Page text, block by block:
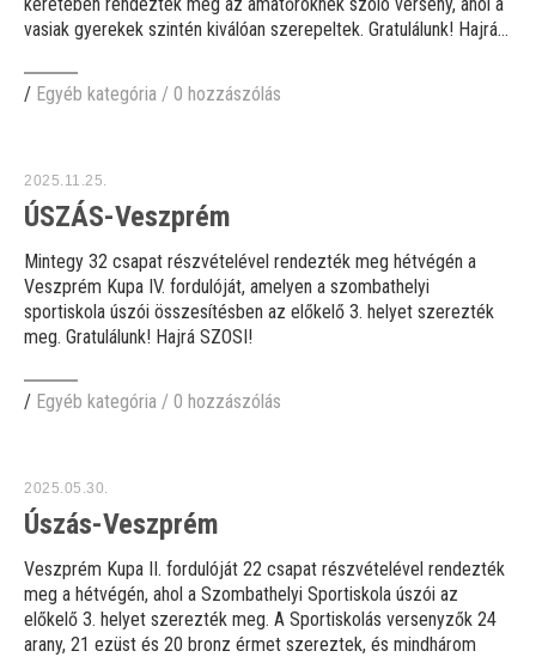
vasiak gyerekek szintén kiválóan szerepeltek. Gratulálunk! Hajrá...
/ Egyéb kategória / 0 hozzászólás
2025.11.25.
ÚSZÁS-Veszprém
Mintegy 32 csapat részvételével rendezték meg hétvégén a
Veszprém Kupa IV. fordulóját, amelyen a szombathelyi
sportiskola úszói összesítésben az előkelő 3. helyet szerezték
meg. Gratulálunk! Hajrá SZOSI!
/ Egyéb kategória / 0 hozzászólás
2025.05.30.
Úszás-Veszprém
Veszprém Kupa II. fordulóját 22 csapat részvételével rendezték
meg a hétvégén, ahol a Szombathelyi Sportiskola úszói az
előkelő 3. helyet szerezték meg. A Sportiskolás versenyzők 24
arany, 21 ezüst és 20 bronz érmet szereztek, és mindhárom